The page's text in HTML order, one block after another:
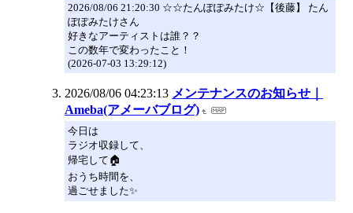
2026/08/06 21:20:30 ☆☆たんぽぽみたけ☆【後藤】 たん
ぽぽみたけさん
好きなアーティストは誰？？
この数年で変わったこと！
(2026-07-03 13:29:12)
2026/08/06 04:23:13 メンテナンスのお知らせ｜
Ameba(アメーバブログ)
今日は
ラジオ収録して、
帰宅して🏠
おうち時間を、
過ごせました✨